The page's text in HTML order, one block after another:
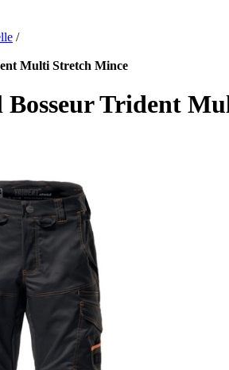
/
Multi Stretch Mince
Bosseur Trident